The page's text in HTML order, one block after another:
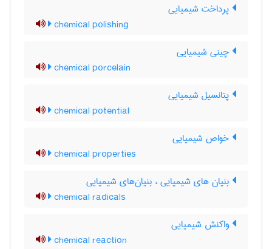
پرداخت شیمیایی
chemical polishing
چینی شیمیایی
chemical porcelain
پتانسیل شیمیایی
chemical potential
خواص شیمیایی
chemical properties
بنیان های شیمیایی ، بنیان‌های شیمیایی
chemical radicals
واکنش شیمیایی
chemical reaction